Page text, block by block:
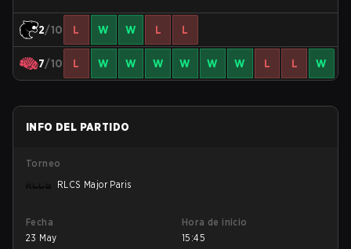
2/10 L W W L L
7/10 L W W W W W W L L W
INFO DEL PARTIDO
Torneo
RLCS Major Paris
Fecha
23 May
Hora de inicio
15:45